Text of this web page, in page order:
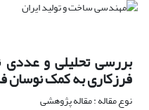
بررسی تحلیلی و عددی
فرزکاری به کمک نوسان
نوع مقاله : مقاله پژوهشی